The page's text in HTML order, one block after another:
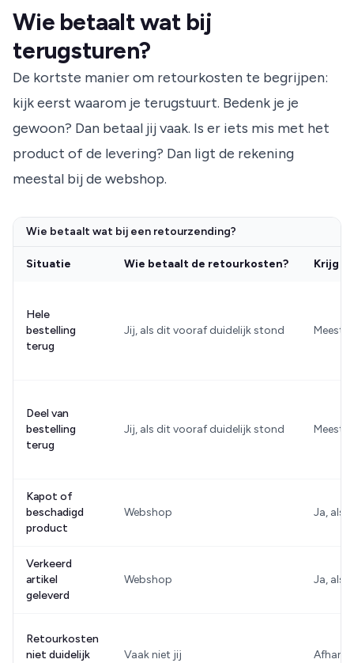
Wie betaalt wat bij
terugsturen?
De kortste manier om retourkosten te begrijpen:
kijk eerst waarom je terugstuurt. Bedenk je je
gewoon? Dan betaal jij vaak. Is er iets mis met het
product of de levering? Dan ligt de rekening
meestal bij de webshop.
Wie betaalt wat bij een retourzending?
Situatie Wie betaalt de retourkosten? Krijg
Hele
bestelling
terug
Jij, als dit vooraf duidelijk stond
Deel van
bestelling
terug
Jij, als dit vooraf duidelijk stond
Kapot of
beschadigd
product
Webshop Ja, als
Verkeerd
artikel
geleverd
Webshop Ja, als
Retourkosten
niet duidelijk
Vaak niet jij